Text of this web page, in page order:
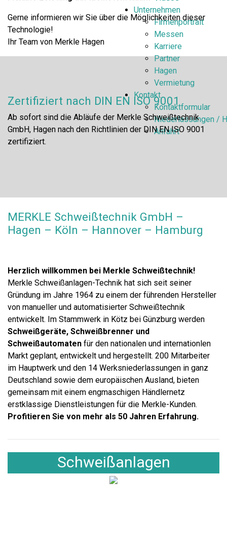
Unternehmen
Firmenportrait
Messen
Karriere
Partner
Hagen
Vermietung
Kontakt
Kontaktformular
Niederlassungen /
Anfahrt
Gerne informieren wir Sie über die Möglichkeiten dieser
Technologie!
Ihr Team von Merkle Hagen
Zertifiziert nach DIN EN ISO 9001
Ab sofort sind die Abläufe der Merkle Schweißtechnik
GmbH, Hagen nach den Richtlinien der DIN EN ISO 9001
zertifiziert.
MERKLE Schweißtechnik GmbH –
Hagen – Köln – Hannover – Hamburg
Herzlich willkommen bei Merkle Schweißtechnik!
Merkle Schweißanlagen-Technik hat sich seit seiner
Gründung im Jahre 1964 zu einem der führenden Hersteller
von manueller und automatisierter Schweißtechnik
entwickelt. Im Stammwerk in Kötz bei Günzburg werden
Schweißgeräte, Schweißbrenner und
Schweißautomaten für den nationalen und internationlen
Markt geplant, entwickelt und hergestellt. 200 Mitarbeiter
im Hauptwerk und den 14 Werksniederlassungen in ganz
Deutschland sowie dem europäischen Ausland, bieten
gemeinsam mit einem engmaschigen Händlernetz
erstklassige Dienstleistungen für die Merkle-Kunden.
Profitieren Sie von mehr als 50 Jahren Erfahrung.
Schweißanlagen